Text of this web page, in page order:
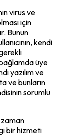
virus ve
için
Bunun
kendi
üye
yazılım ve
ve bunların
sorumlu
bir hizmeti